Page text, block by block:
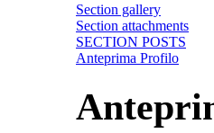
Section gallery
Section attachments
SECTION POSTS
Anteprima Profilo